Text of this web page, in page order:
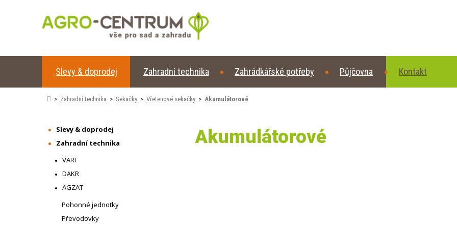
Slevy & doprodej Zahradní technika Zahrádkářské potřeby Půjčovna Kontakt
Zahradní technika Sekačky Vřetenové sekačky Akumulátorové
Slevy & doprodej
Zahradní technika
VARI
DAKR
AGZAT
Pohonné jednotky
Převodovky
Akumulátorové